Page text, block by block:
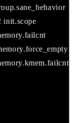
init.scope